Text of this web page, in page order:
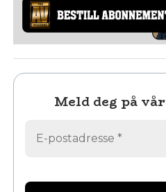
Meld deg på